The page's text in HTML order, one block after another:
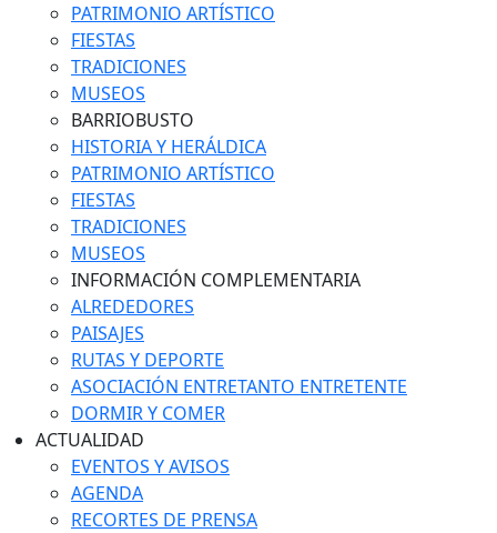
PATRIMONIO ARTÍSTICO
FIESTAS
TRADICIONES
MUSEOS
BARRIOBUSTO
HISTORIA Y HERÁLDICA
PATRIMONIO ARTÍSTICO
FIESTAS
TRADICIONES
MUSEOS
INFORMACIÓN COMPLEMENTARIA
ALREDEDORES
PAISAJES
RUTAS Y DEPORTE
ASOCIACIÓN ENTRETANTO ENTRETENTE
DORMIR Y COMER
ACTUALIDAD
EVENTOS Y AVISOS
AGENDA
RECORTES DE PRENSA